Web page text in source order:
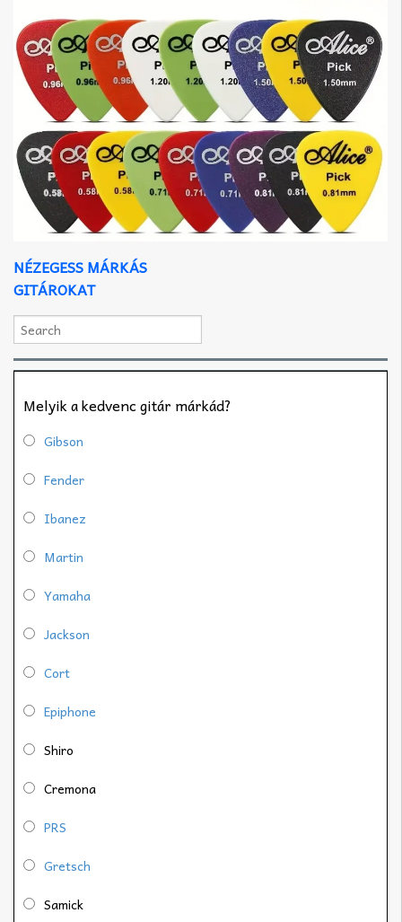
NÉZEGESS MÁRKÁS
GITÁROKAT
Melyik a kedvenc gitár márkád?
Gibson
Fender
Ibanez
Martin
Yamaha
Jackson
Cort
Epiphone
Shiro
Cremona
PRS
Gretsch
Samick